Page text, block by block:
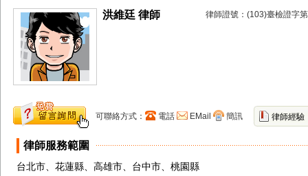
洪維廷 律師
律師證號：(103)臺檢證字
律師經驗
可聯絡方式： 電話 EMail 簡訊
律師服務範圍
台北市、花蓮縣、高雄市、台中市、桃園縣